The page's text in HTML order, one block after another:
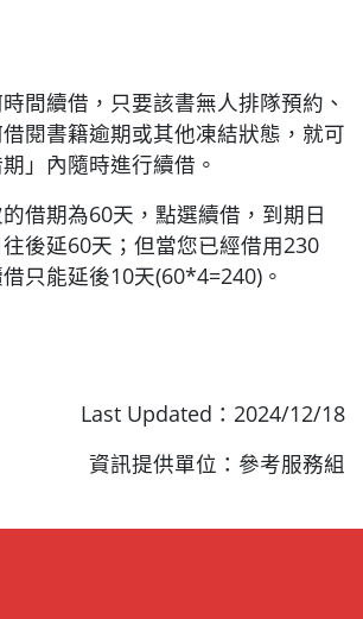
間續借，只要該書無人排隊預約、
閱書籍逾期或其他凍結狀態，就可
」內隨時進行續借。
借期為60天，點選續借，到期日
後延60天；但當您已經借用230
只能延後10天(60*4=240)。
Last Updated：2024/12/18
資訊提供單位：參考服務組